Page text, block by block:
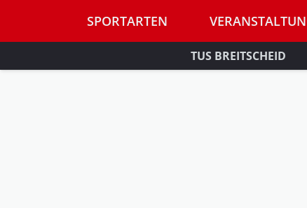
SPORTARTEN
TUS BREITSCHEID